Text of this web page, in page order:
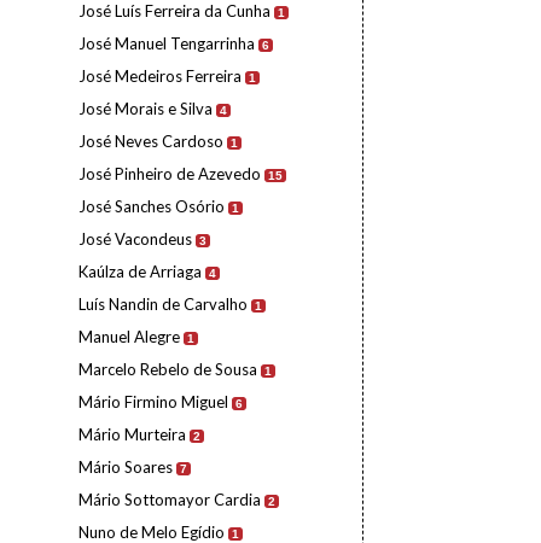
José Luís Ferreira da Cunha 1
José Manuel Tengarrinha 6
José Medeiros Ferreira 1
José Morais e Silva 4
José Neves Cardoso 1
José Pinheiro de Azevedo 15
José Sanches Osório 1
José Vacondeus 3
Kaúlza de Arriaga 4
Luís Nandin de Carvalho 1
Manuel Alegre 1
Marcelo Rebelo de Sousa 1
Mário Firmino Miguel 6
Mário Murteira 2
Mário Soares 7
Mário Sottomayor Cardia 2
Nuno de Melo Egídio 1